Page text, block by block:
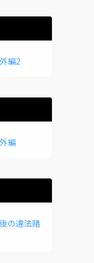
編2
編
の違法賭